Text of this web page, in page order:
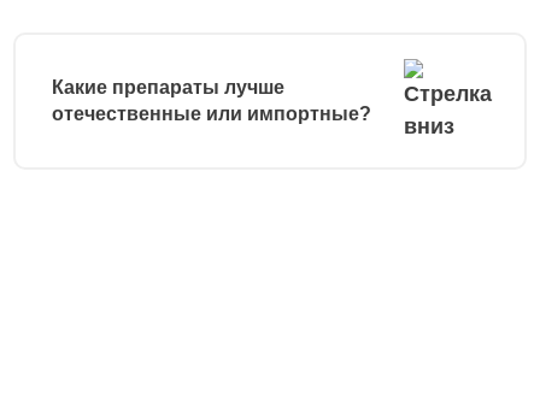
Какие препараты лучше
отечественные или импортные?